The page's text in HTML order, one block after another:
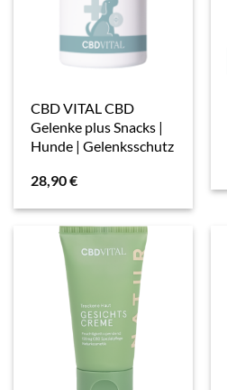
CBD VITAL CBD
Gelenke plus Snacks |
Hunde | Gelenksschutz
28,90€